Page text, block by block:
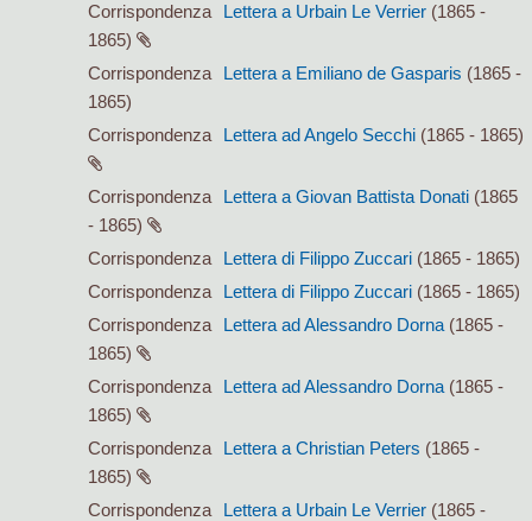
Corrispondenza
Lettera a Urbain Le Verrier (1865 -
1865)
Corrispondenza
Lettera a Emiliano de Gasparis (1865 -
1865)
Corrispondenza
Lettera ad Angelo Secchi (1865 - 1865)
Corrispondenza Lettera a Giovan Battista Donati (1865
- 1865)
Corrispondenza
Lettera di Filippo Zuccari (1865 - 1865)
Corrispondenza
Lettera di Filippo Zuccari (1865 - 1865)
Corrispondenza
Lettera ad Alessandro Dorna (1865 -
1865)
Corrispondenza
Lettera ad Alessandro Dorna (1865 -
1865)
Corrispondenza
Lettera a Christian Peters (1865 -
1865)
Corrispondenza
Lettera a Urbain Le Verrier (1865 -